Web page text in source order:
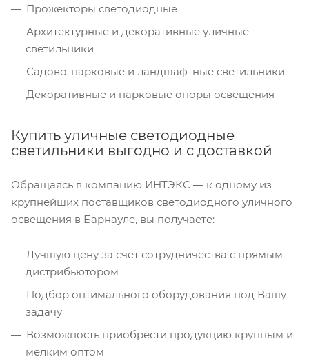
Прожекторы светодиодные
Архитектурные и декоративные уличные
светильники
Садово-парковые и ландшафтные светильники
Декоративные и парковые опоры освещения
Купить уличные светодиодные
светильники выгодно и с доставкой
Обращаясь в компанию ИНТЭКС — к одному из
крупнейших поставщиков светодиодного уличного
освещения в Барнауле, вы получаете:
Лучшую цену за счёт сотрудничества с прямым
дистрибьютором
Подбор оптимального оборудования под Вашу
задачу
Возможность приобрести продукцию крупным и
мелким оптом